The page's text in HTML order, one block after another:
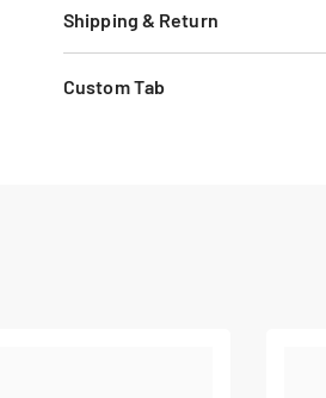
Shipping & Return
Custom Tab